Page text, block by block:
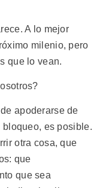
A lo mejor
milenio, pero
que lo vean.
apoderarse de
es posible.
otra cosa, que
que
que sea